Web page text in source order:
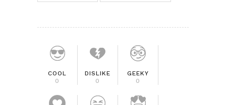
COOL
0
DISLIKE
0
GEEKY
0